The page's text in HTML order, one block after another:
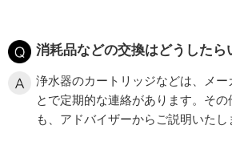
消耗品などの交換はどうしたら
浄水器のカートリッジなどは、メー
とで定期的な連絡があります。そ
も、アドバイザーからご説明いたし